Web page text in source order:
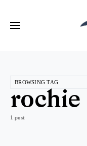
BROWSING TAG
rochie
1 post